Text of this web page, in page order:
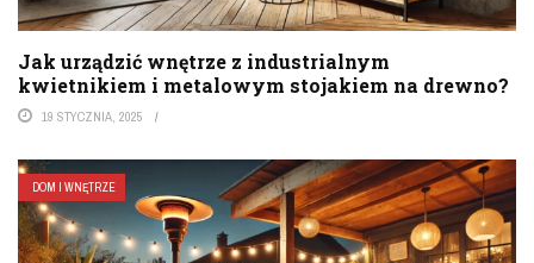
Jak urządzić wnętrze z industrialnym
kwietnikiem i metalowym stojakiem na drewno?
19 STYCZNIA, 2025
DOM I WNĘTRZE